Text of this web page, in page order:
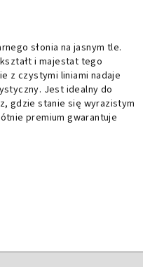
słonia na jasnym tle.
i majestat tego
z czystymi liniami nadaje
Jest idealny do
gdzie stanie się wyrazistym
premium gwarantuje